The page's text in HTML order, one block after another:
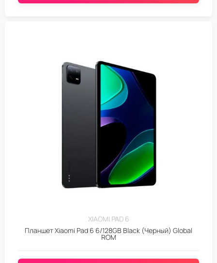
XIAOMI PAD 6
Планшет Xiaomi Pad 6 6/128GB Black (Черный) Global
ROM